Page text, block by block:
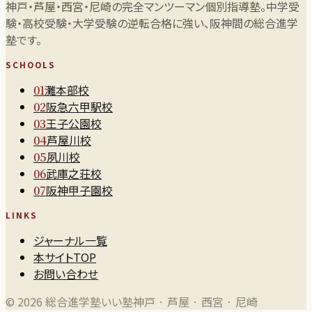
神戸・芦屋・西宮・尼崎の完全マンツーマン個別指導塾。中学受
験・高校受験・大学受験の逆転合格に強い、阪神間の総合進学
塾です。
SCHOOLS
01灘本部校
02阪急六甲駅校
03王子公園校
04芦屋川校
05夙川校
06武庫之荘校
07阪神甲子園校
LINKS
ジャーナル一覧
本サイトTOP
お問い合わせ
© 2026 総合進学塾いい塾神戸 · 芦屋 · 西宮 · 尼崎